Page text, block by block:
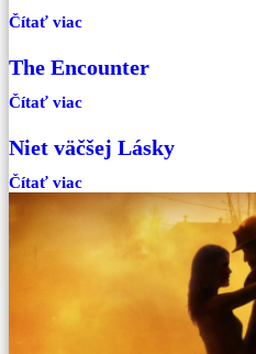
Čítať viac
The Encounter
Čítať viac
Niet väčšej Lásky
Čítať viac